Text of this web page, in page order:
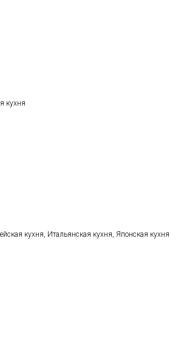
кухня
кухня, Итальянская кухня, Японская кухня